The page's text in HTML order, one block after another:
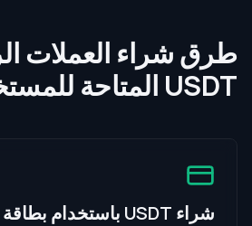
طرق شراء العملات
USDT المتاحة للمستخدمين
شراء USDT باستخدام بطاقة